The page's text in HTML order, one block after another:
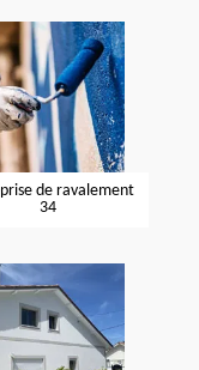
de ravalement
34